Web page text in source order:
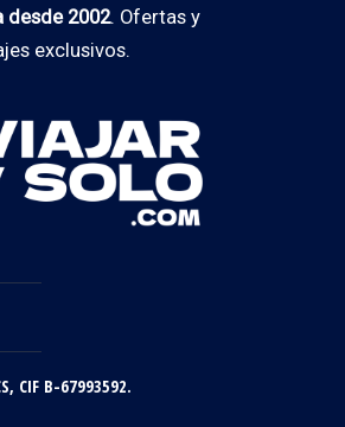
desde 2002. Ofertas y
exclusivos.
CIF B-67993592.